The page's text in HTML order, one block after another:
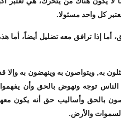
كل واحد مسئولا.
إذا ترافق معه تضليل أيضاً، أما
به, ويتواصون به وينهضون به وإلا
الناس توجه ونهوض بالحق وأن
بالحق وأساليب حق أنه يكون
والأرض.